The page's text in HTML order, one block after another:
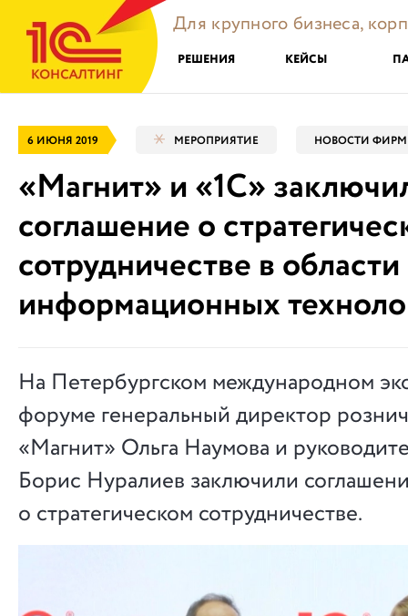
Для крупного бизнеса,
РЕШЕНИЯ КЕЙСЫ
6 ИЮНЯ 2019 МЕРОПРИЯТИЕ НОВОСТИ
«Магнит» и «1С»
соглашение о
сотрудничестве в области
информационных
На Петербургском международном
форуме генеральный директор
«Магнит» Ольга Наумова и
Борис Нуралиев заключили
о стратегическом сотрудничестве.